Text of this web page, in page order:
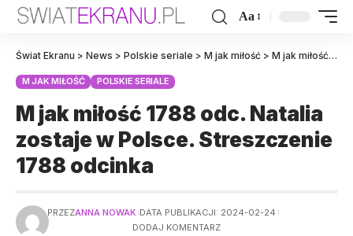
Aa
Świat Ekranu > News > Polskie seriale > M jak miłość > M jak miłość 1788 odc. Natalia zostaje w Polsce. Streszczenie 1788 odcinka
M JAK MIŁOŚĆ POLSKIE SERIALE
M jak miłość 1788 odc. Natalia
zostaje w Polsce. Streszczenie
1788 odcinka
PRZEZANNA NOWAK DATA PUBLIKACJI: 2024-02-24
DODAJ KOMENTARZ